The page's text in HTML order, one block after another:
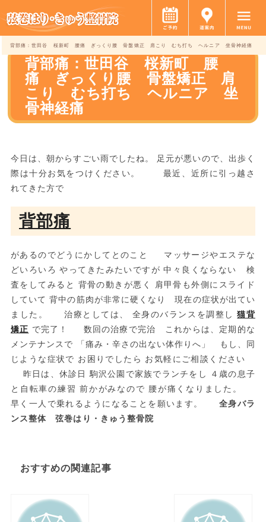
背部痛：世田谷 桜新町 腰痛 ぎっくり腰 骨盤矯正 肩こり むち打ち ヘルニア 坐骨神経痛
背部痛：世田谷 桜新町 腰
痛 ぎっくり腰 骨盤矯正 肩
こり むち打ち ヘルニア 坐
骨神経痛
今日は、朝からすごい雨でしたね。 足元が悪いので、出歩く
際は十分お気をつけください。 最近、近所に引っ越さ
れてきた方で
背部痛
があるのでどうにかしてとのこと マッサージやエステな
どいろいろ やってきたみたいですが 中々良くならない 検
査をしてみると 背骨の動きが悪く 肩甲骨も外側にスライド
していて 背中の筋肉が非常に硬くなり 現在の症状が出てい
ました。 治療としては、 全身のバランスを調整し猫背
矯正 で完了！ 数回の治療で完治 これからは、定期的な
メンテナンスで 「痛み・辛さの出ない体作りへ」 もし、同
じような症状で お困りでしたら お気軽にご相談ください
昨日は、休診日 駒沢公園で家族でランチをし ４歳の息子
と自転車の練習 前かがみなので 腰が痛くなりました。
早く一人で乗れるようになることを願います。 全身バラ
ンス整体 弦巻はり・きゅう整骨院
おすすめの関連記事